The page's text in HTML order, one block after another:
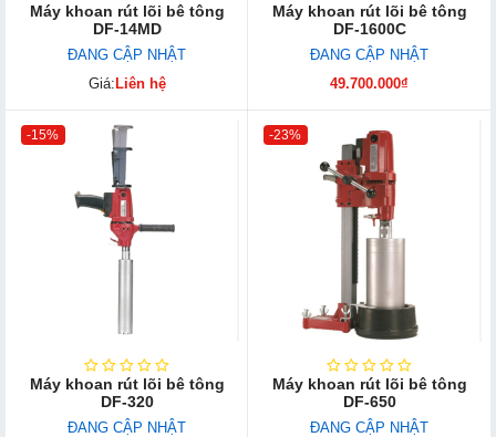
Máy khoan rút lõi bê tông
DF-14MD
ĐANG CẬP NHẬT
Giá: Liên hệ
Máy khoan rút lõi bê tông
DF-1600C
ĐANG CẬP NHẬT
49.700.000₫
-15%
Máy khoan rút lõi bê tông
DF-320
ĐANG CẬP NHẬT
-23%
Máy khoan rút lõi bê tông
DF-650
ĐANG CẬP NHẬT